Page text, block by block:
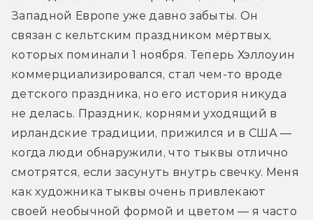
Западной Европе уже давно забыты. Он
связан с кельтским праздником мёртвых,
которых поминали 1 ноября. Теперь Хэллоуин
коммерциализировался, стал чем-то вроде
детского праздника, но его история никуда
не делась. Праздник, корнями уходящий в
ирландские традиции, прижился и в США —
когда люди обнаружили, что тыквы отлично
смотрятся, если засунуть внутрь свечку. Меня
как художника тыквы очень привлекают
своей необычной формой и цветом — я часто